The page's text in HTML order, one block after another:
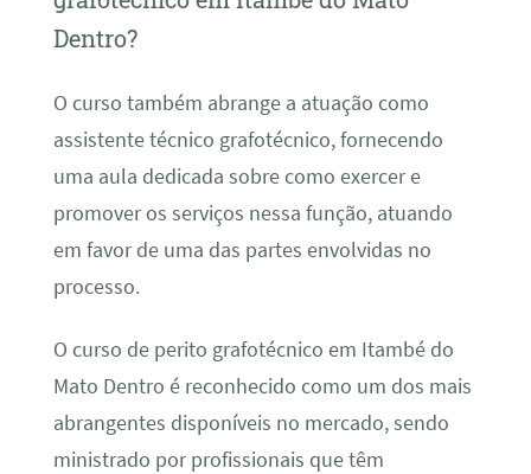
Dentro?
O curso também abrange a atuação como
assistente técnico grafotécnico, fornecendo
uma aula dedicada sobre como exercer e
promover os serviços nessa função, atuando
em favor de uma das partes envolvidas no
processo.
O curso de perito grafotécnico em Itambé do
Mato Dentro é reconhecido como um dos mais
abrangentes disponíveis no mercado, sendo
ministrado por profissionais que têm